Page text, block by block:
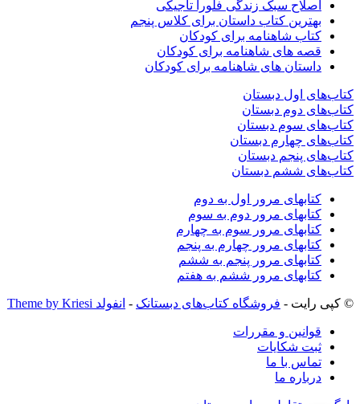
اصلاح سبک زندگی فلورا تاجیکی
بهترین کتاب داستان برای کلاس پنجم
کتاب شاهنامه برای کودکان
قصه های شاهنامه برای کودکان
داستان های شاهنامه برای کودکان
کتاب‌های اول دبستان
کتاب‌های دوم دبستان
کتاب‌های سوم دبستان
کتاب‌های چهارم دبستان
کتاب‌های پنجم دبستان
کتاب‌های ششم دبستان
کتابهای مرور اول به دوم
کتابهای مرور دوم به سوم
کتابهای مرور سوم به چهارم
کتابهای مرور چهارم به پنجم
کتابهای مرور پنجم به ششم
کتابهای مرور ششم به هفتم
© کپی رایت - فروشگاه کتاب‌های دبستانک - انفولد Theme by Kriesi
قوانین و مقررات
ثبت شکایات
تماس با ما
درباره ما